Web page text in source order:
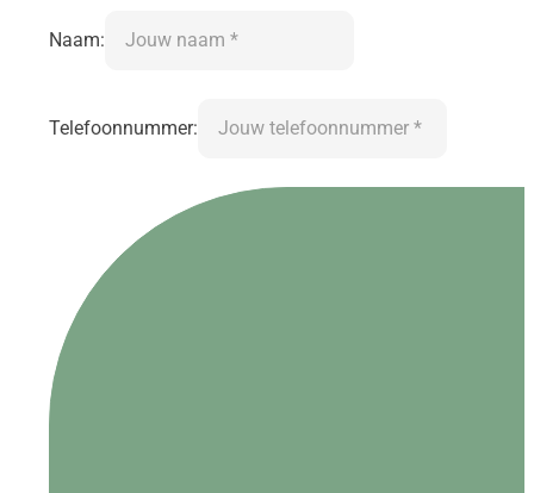
Naam:
Telefoonnummer: